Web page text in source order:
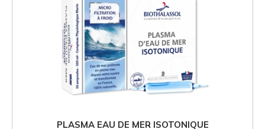
PLASMA EAU DE MER ISOTONIQUE